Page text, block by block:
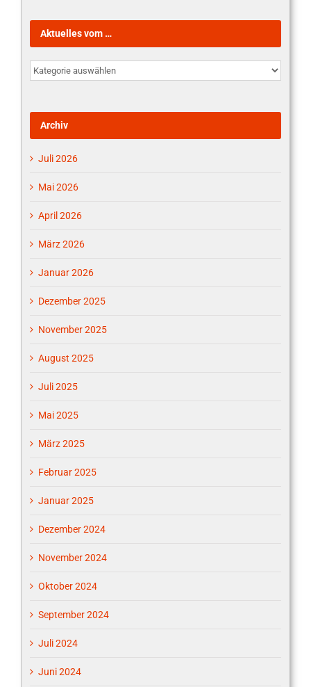
Aktuelles vom …
Aktuelles
vom
Archiv
Juli 2026
Mai 2026
April 2026
März 2026
Januar 2026
Dezember 2025
November 2025
August 2025
Juli 2025
Mai 2025
März 2025
Februar 2025
Januar 2025
Dezember 2024
November 2024
Oktober 2024
September 2024
Juli 2024
Juni 2024